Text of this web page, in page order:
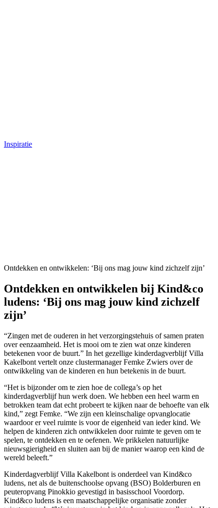
Inspiratie
Ontdekken en ontwikkelen: ‘Bij ons mag jouw kind zichzelf zijn’
Ontdekken en ontwikkelen bij Kind&co
ludens: ‘Bij ons mag jouw kind zichzelf
zijn’
“Zingen met de ouderen in het verzorgingstehuis of samen praten
over eenzaamheid. Het is mooi om te zien wat onze kinderen
betekenen voor de buurt.” In het gezellige kinderdagverblijf Villa
Kakelbont vertelt onze clustermanager Femke Zwiers over de
ontwikkeling van de kinderen en hun betekenis in de buurt.
“Het is bijzonder om te zien hoe de collega’s op het
kinderdagverblijf hun werk doen. We hebben een heel warm en
betrokken team dat echt probeert te kijken naar de behoefte van elk
kind,” zegt Femke. “We zijn een kleinschalige opvanglocatie
waardoor er veel ruimte is voor de eigenheid van ieder kind. We
helpen de kinderen zich ontwikkelen door ruimte te geven om te
spelen, te ontdekken en te oefenen. We prikkelen natuurlijke
nieuwsgierigheid en sluiten aan bij de manier waarop een kind de
wereld beleeft.”
Kinderdagverblijf Villa Kakelbont is onderdeel van Kind&co
ludens, net als de buitenschoolse opvang (BSO) Bolderburen en
peuteropvang Pinokkio gevestigd in basisschool Voordorp.
Kind&co ludens is een maatschappelijke organisatie zonder